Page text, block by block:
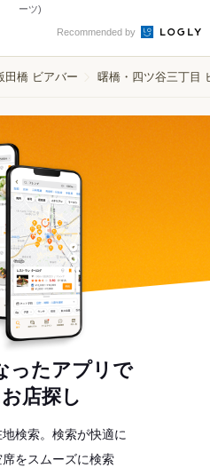
ーツ)
Recommended by
田橋 ビアバー 曙橋・四ツ谷三丁目
ったアプリで
店探し
検索。検索が快適に
をスムーズに検索